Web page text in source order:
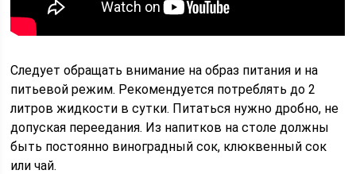
Следует обращать внимание на образ питания и на
питьевой режим. Рекомендуется потреблять до 2
литров жидкости в сутки. Питаться нужно дробно, не
допуская переедания. Из напитков на столе должны
быть постоянно виноградный сок, клюквенный сок
или чай.